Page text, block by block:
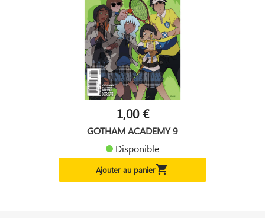
1,00 €
GOTHAM ACADEMY 9
Disponible
Ajouter au panier